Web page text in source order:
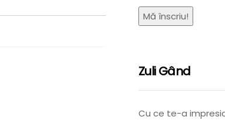
Zuli Gând
Cu ce te-a